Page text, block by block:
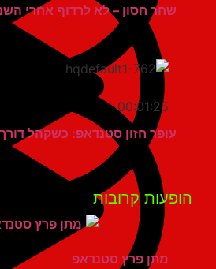
שחר חסון – לא לרדוף אחרי השנקל
00:01:25
עופר חזון סטנדאפ: כשקהל דורך על
קרובות
מתן פרץ סטנדאפ